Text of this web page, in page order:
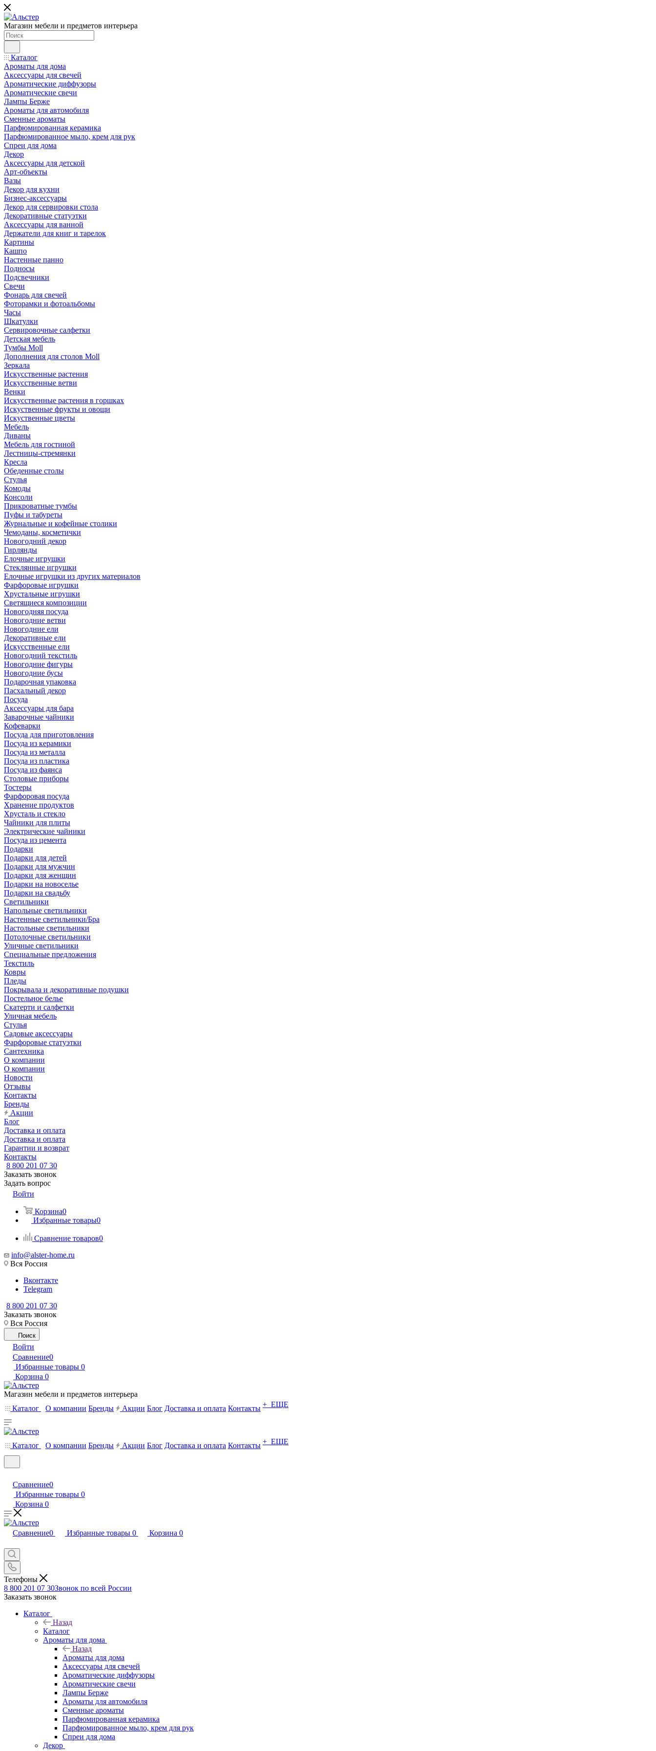
Магазин мебели и предметов интерьера
Каталог
Ароматы для дома
Аксессуары для свечей
Ароматические диффузоры
Ароматические свечи
Лампы Берже
Ароматы для автомобиля
Сменные ароматы
Парфюмированная керамика
Парфюмированное мыло, крем для рук
Спреи для дома
Декор
Аксессуары для детской
Арт-объекты
Вазы
Декор для кухни
Бизнес-аксессуары
Декор для сервировки стола
Декоративные статуэтки
Аксессуары для ванной
Держатели для книг и тарелок
Картины
Кашпо
Настенные панно
Подносы
Подсвечники
Свечи
Фонарь для свечей
Фоторамки и фотоальбомы
Часы
Шкатулки
Сервировочные салфетки
Детская мебель
Тумбы Moll
Дополнения для столов Moll
Зеркала
Искусственные растения
Искусственные ветви
Венки
Искусственные растения в горшках
Искуственные фрукты и овощи
Искуственные цветы
Мебель
Диваны
Мебель для гостиной
Лестницы-стремянки
Кресла
Обеденные столы
Стулья
Комоды
Консоли
Прикроватные тумбы
Пуфы и табуреты
Журнальные и кофейные столики
Чемоданы, косметички
Новогодний декор
Гирлянды
Елочные игрушки
Стеклянные игрушки
Елочные игрушки из других материалов
Фарфоровые игрушки
Хрустальные игрушки
Светящиеся композиции
Новогодняя посуда
Новогодние ветви
Новогодние ели
Декоративные ели
Искусственные ели
Новогодний текстиль
Новогодние фигуры
Новогодние бусы
Подарочная упаковка
Пасхальный декор
Посуда
Аксессуары для бара
Заварочные чайники
Кофеварки
Посуда для приготовления
Посуда из керамики
Посуда из металла
Посуда из пластика
Посуда из фаянса
Столовые приборы
Тостеры
Фарфоровая посуда
Хранение продуктов
Хрусталь и стекло
Чайники для плиты
Электрические чайники
Посуда из цемента
Подарки
Подарки для детей
Подарки для мужчин
Подарки для женщин
Подарки на новоселье
Подарки на свадьбу
Светильники
Напольные светильники
Настенные светильники/Бра
Настольные светильники
Потолочные светильники
Уличные светильники
Специальные предложения
Текстиль
Ковры
Пледы
Покрывала и декоративные подушки
Постельное белье
Скатерти и салфетки
Уличная мебель
Стулья
Садовые аксессуары
Фарфоровые статуэтки
Сантехника
О компании
О компании
Новости
Отзывы
Контакты
Бренды
Акции
Блог
Доставка и оплата
Доставка и оплата
Гарантии и возврат
Контакты
8 800 201 07 30
Заказать звонок
Задать вопрос
Войти
Корзина0
Избранные товары0
Сравнение товаров0
info@alster-home.ru
Вся Россия
Вконтакте
Telegram
8 800 201 07 30
Заказать звонок
Вся Россия
Поиск
Войти
Сравнение0
Избранные товары 0
Корзина 0
Магазин мебели и предметов интерьера
Каталог
О компании Бренды Акции Блог Доставка и оплата Контакты + ЕЩЕ
Каталог О компании Бренды Акции Блог Доставка и оплата Контакты + ЕЩЕ
Сравнение0
Избранные товары 0
Корзина 0
Сравнение0 Избранные товары 0 Корзина 0
Телефоны
8 800 201 07 30Звонок по всей России
Заказать звонок
Каталог
Назад
Каталог
Ароматы для дома
Назад
Ароматы для дома
Аксессуары для свечей
Ароматические диффузоры
Ароматические свечи
Лампы Берже
Ароматы для автомобиля
Сменные ароматы
Парфюмированная керамика
Парфюмированное мыло, крем для рук
Спреи для дома
Декор